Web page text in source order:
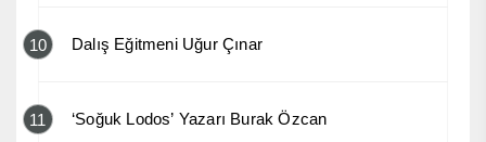
10 Dalış Eğitmeni Uğur Çınar
11 ‘Soğuk Lodos’ Yazarı Burak Özcan